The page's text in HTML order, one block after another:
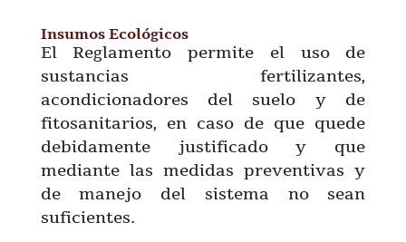
Insumos Ecológicos
El Reglamento permite el uso de
sustancias fertilizantes,
acondicionadores del suelo y de
fitosanitarios, en caso de que quede
debidamente justificado y que
mediante las medidas preventivas y
de manejo del sistema no sean
suficientes.